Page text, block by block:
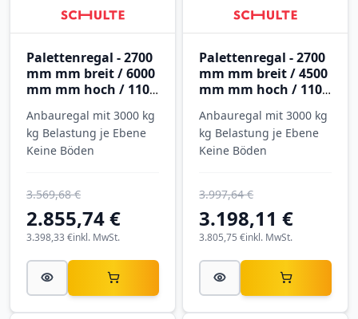
Palettenregal - 2700
mm mm breit / 6000
mm mm hoch / 1100
Ebenen
Anbauregal mit 3000 kg
kg Belastung je Ebene
Keine Böden
2.855,74 €
3.569,68 €
inkl. MwSt.
3.398,33 €
Palettenregal - 2700
mm mm breit / 4500
mm mm hoch / 1100
Ebenen
Anbauregal mit 3000 kg
kg Belastung je Ebene
Keine Böden
3.198,11 €
3.997,64 €
inkl. MwSt.
3.805,75 €